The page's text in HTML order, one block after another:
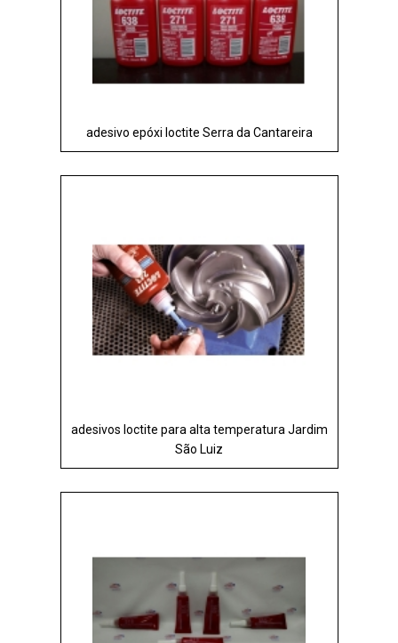
adesivo epóxi loctite Serra da Cantareira
adesivos loctite para alta temperatura Jardim
São Luiz